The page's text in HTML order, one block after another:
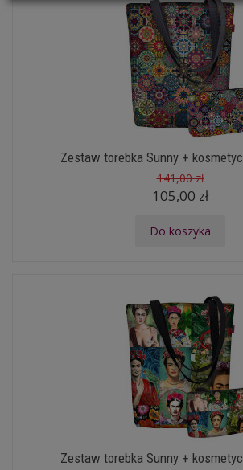
Zestaw torebka Sunny +
141,00 zł
105,00 zł
Do koszyka
Zestaw torebka Sunny +